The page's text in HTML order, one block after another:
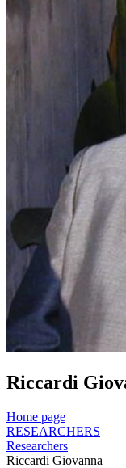
Riccardi
Home page
RESEARCHERS
Researchers
Riccardi Giovanna